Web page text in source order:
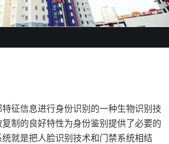
征信息进行身份识别的一种生物识别技
制的良好特性为身份鉴别提供了必要的
就是把人脸识别技术和门禁系统相结